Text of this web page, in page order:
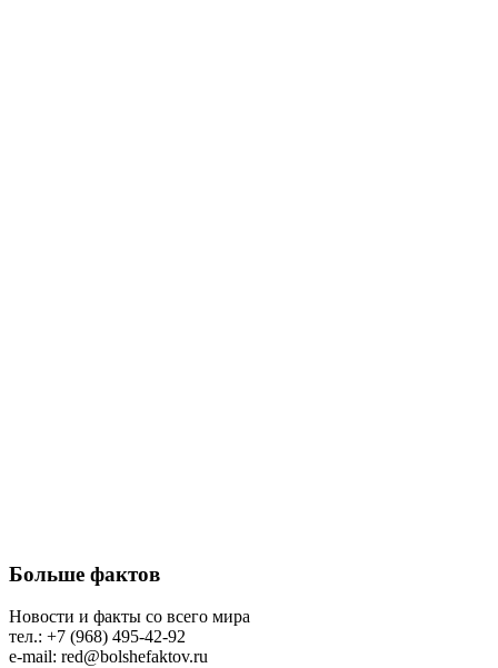
Больше фактов
Новости и факты со всего мира
тел.: +7 (968) 495-42-92
e-mail: red@bolshefaktov.ru